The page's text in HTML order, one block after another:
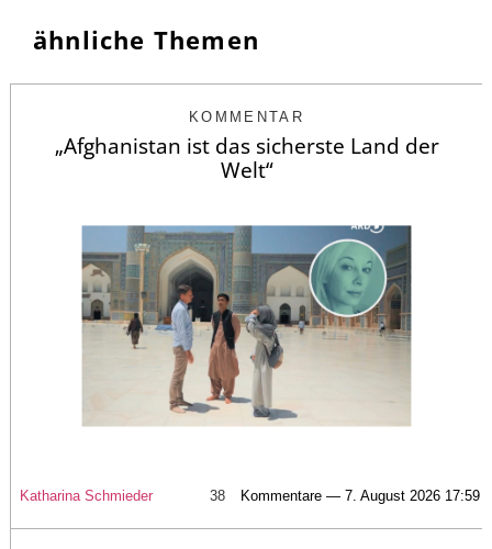
ähnliche Themen
KOMMENTAR
„Afghanistan ist das sicherste Land der
Welt“
Katharina Schmieder 38 Kommentare — 7. August 2026 17:59